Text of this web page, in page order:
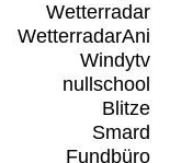
Wetterradar
WetterradarAni
Windytv
nullschool
Blitze
Smard
Fundbüro